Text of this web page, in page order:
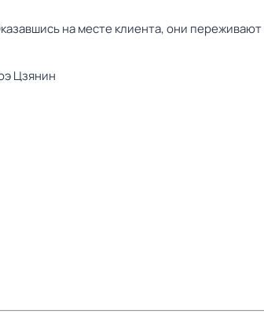
на месте клиента, они
Цзянин